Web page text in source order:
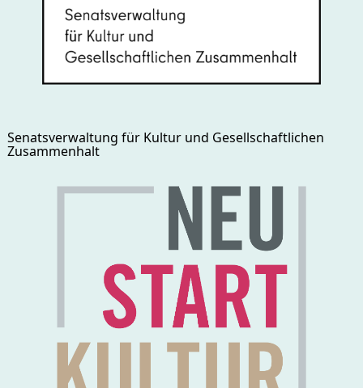
Senatsverwaltung für Kultur und Gesellschaftlichen
Zusammenhalt